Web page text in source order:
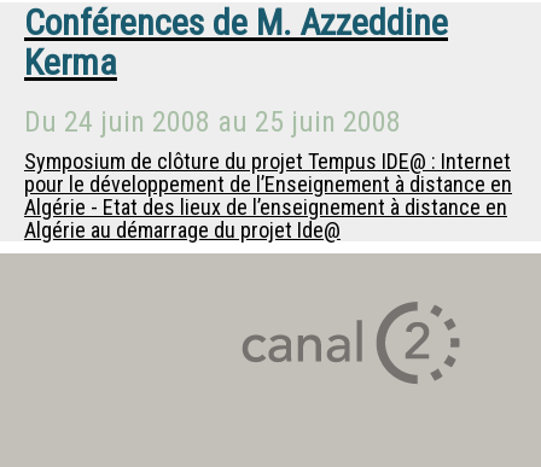
Conférences de M. Azzeddine
Kerma
Du 24 juin 2008 au 25 juin 2008
Symposium de clôture du projet Tempus IDE@ : Internet
pour le développement de l’Enseignement à distance en
Algérie - Etat des lieux de l’enseignement à distance en
Algérie au démarrage du projet Ide@